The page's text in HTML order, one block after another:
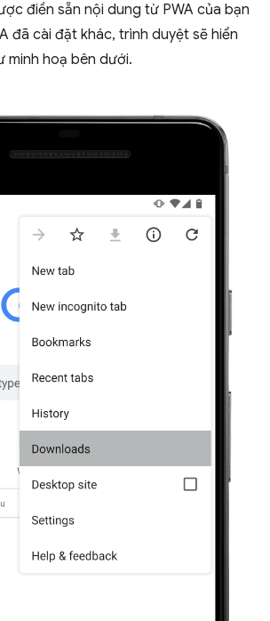
điền sẵn nội dung từ PWA của bạn
đã cài đặt khác, trình duyệt sẽ hiển
minh hoạ bên dưới.